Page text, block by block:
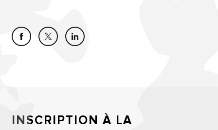
INSCRIPTION À LA